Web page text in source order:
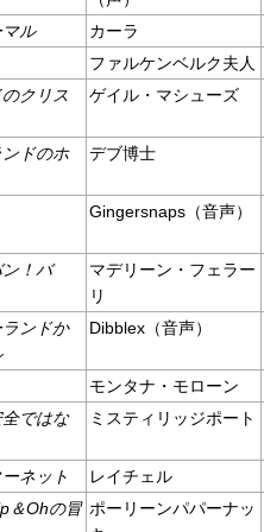
ル カーラ
ファルケンベルク夫人
クリス
ゲイル・マシューズ
ドのホ
デブ博士
Gingersnaps（音声）
！バ
マデリーン・フェラー
リ
ランドか
Dibblex（音声）
モンタナ・モローン
ではな
ミスティリッジポート
ネット レイチェル
＆Ohの冒 ポーリーンパパーナッ